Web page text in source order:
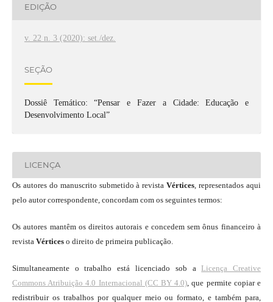
EDIÇÃO
v. 22 n. 3 (2020): set./dez.
SEÇÃO
Dossiê Temático: “Pensar e Fazer a Cidade: Educação e
Desenvolvimento Local”
LICENÇA
Os autores do manuscrito submetido à revistaVértices , representados aqui
pelo autor correspondente, concordam com os seguintes termos:
Os autores mantêm os direitos autorais e concedem sem ônus financeiro à
revista Vértices o direito de primeira publicação.
Simultaneamente o trabalho está licenciado sob a Licença Creative
Commons Atribuição 4.0 Internacional (CC BY 4.0) , que permite copiar e
redistribuir os trabalhos por qualquer meio ou formato, e também para,